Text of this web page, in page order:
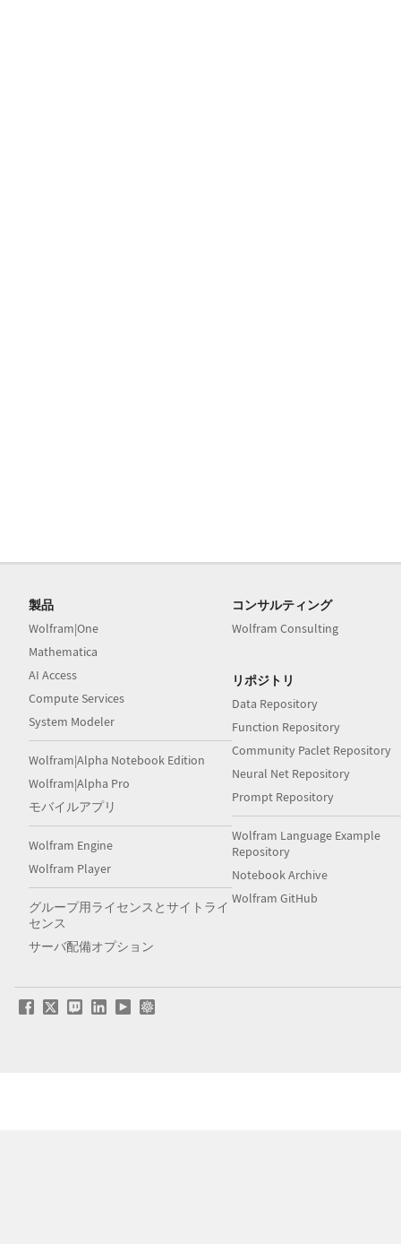
製品
Wolfram|One
Mathematica
AI Access
Compute Services
System Modeler
Wolfram|Alpha Notebook Edition
Wolfram|Alpha Pro
モバイルアプリ
Wolfram Engine
Wolfram Player
グループ用ライセンスとサイトライ
センス
サーバ配備オプション
コンサルティング
Wolfram Consulting
リポジトリ
Data Repository
Function Repository
Community Paclet Repository
Neural Net Repository
Prompt Repository
Wolfram Language Example
Repository
Notebook Archive
Wolfram GitHub